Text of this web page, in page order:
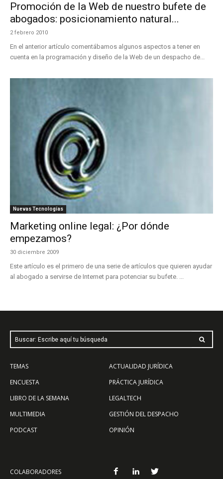
Promoción de la Web de nuestro bufete de
abogados: posicionamiento natural...
2 febrero 2010
En el anterior artículo comentábamos algunos aspectos a tener en
cuenta en la programación y diseño de la Web de un despacho de...
Nuevas Tecnologías
Marketing online legal: ¿Por dónde
empezamos?
30 diciembre 2009
Este artículo es el primero de una serie de artículos que quieren ayudar
al abogado a servirse de Internet para potenciar su bufete. ...
Buscar: Escribe aquí tu búsqueda
TEMAS
ENCUESTA
LIBRO DE LA SEMANA
MULTIMEDIA
PODCAST
ACTUALIDAD JURÍDICA
PRÁCTICA JURÍDICA
LEGALTECH
GESTIÓN DEL DESPACHO
OPINIÓN
COLABORADORES